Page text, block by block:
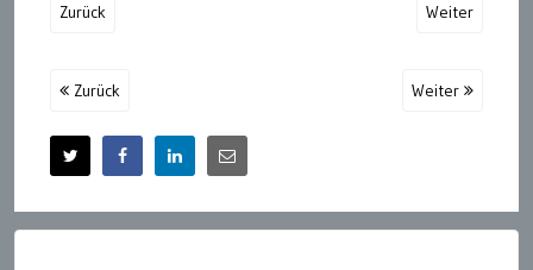
Zurück Weiter
Zurück Weiter